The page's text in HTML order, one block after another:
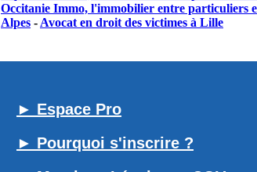
Occitanie Immo, l'immobilier entre particuliers
Alpes - Avocat en droit des victimes à Lille
► Espace Pro
► Pourquoi s'inscrire ?